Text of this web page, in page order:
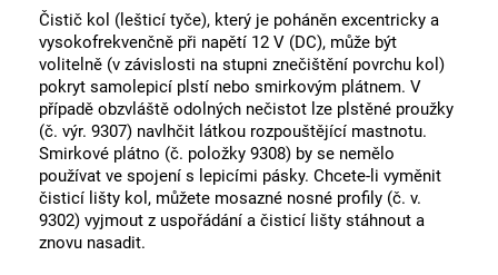
Čistič kol (lešticí tyče), který je poháněn excentricky a
vysokofrekvenčně při napětí 12 V (DC), může být
volitelně (v závislosti na stupni znečištění povrchu kol)
pokryt samolepicí plstí nebo smirkovým plátnem. V
případě obzvláště odolných nečistot lze plstěné proužky
(č. výr. 9307) navlhčit látkou rozpouštějící mastnotu.
Smirkové plátno (č. položky 9308) by se nemělo
používat ve spojení s lepicími pásky. Chcete-li vyměnit
čisticí lišty kol, můžete mosazné nosné profily (č. v.
9302) vyjmout z uspořádání a čisticí lišty stáhnout a
znovu nasadit.